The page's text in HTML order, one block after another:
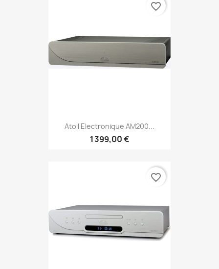
Atoll Electronique AM200...
1 399,00 €
favorite_border
favorite_border